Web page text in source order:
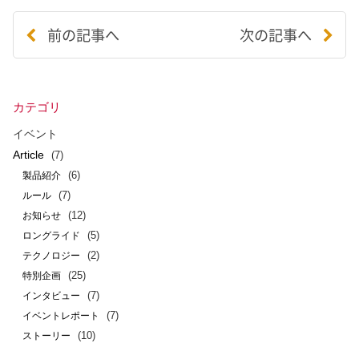
前の記事へ 次の記事へ
カテゴリ
イベント
Article
(7)
製品紹介 (6)
ルール (7)
お知らせ (12)
ロングライド (5)
テクノロジー (2)
特別企画 (25)
インタビュー (7)
イベントレポート (7)
ストーリー (10)